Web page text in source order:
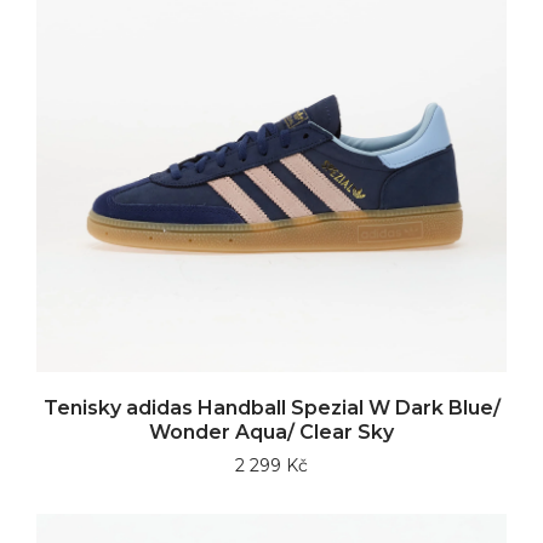
Tenisky adidas Handball Spezial W Dark Blue/
Wonder Aqua/ Clear Sky
2 299 Kč